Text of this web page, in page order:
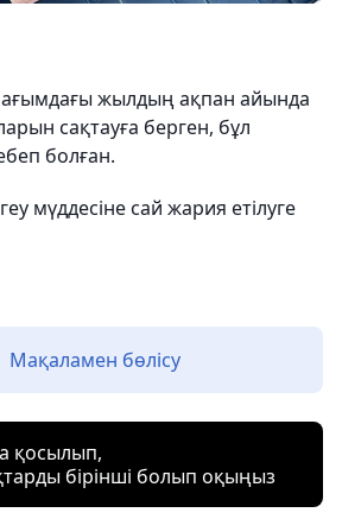
ағымдағы жылдың ақпан айында
сақтауға берген, бұл
болған.
мүддесіне сай жария етілуге
Мақаламен бөлісу
қосылып,
бірінші болып оқыңыз